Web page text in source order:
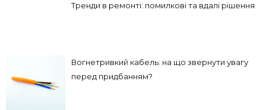
Тренди в ремонті: помилкові та вдалі рішення
Вогнетривкий кабель: на що звернути увагу
перед придбанням?